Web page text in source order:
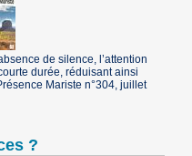
de silence, l’attention
durée, réduisant ainsi
Mariste n°304, juillet
?